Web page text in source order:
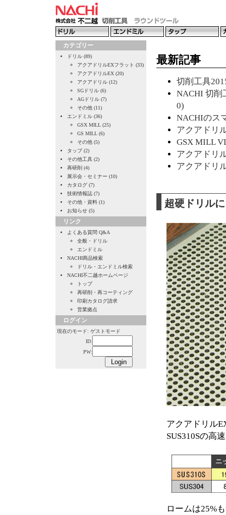
カテゴリー
ドリル (89)
アクアドリルEXフラット (33)
アクアドリルEX (20)
アクアドリル (12)
SGドリル (6)
AGドリル (7)
その他 (11)
エンドミル (36)
GSX MILL (25)
GS MILL (6)
その他 (5)
タップ (2)
その他工具 (2)
再研削 (4)
展示会・セミナー (10)
カタログ (7)
技術情報誌 (7)
その他・資料 (1)
お知らせ (5)
リンク
よくある質問 Q&A
全般・ドリル
エンドミル
NACHI商品検索
ドリル・エンドミル検索
NACHI不二越ホームページ
トップ
再研削・再コーティング
印刷カタログ請求
営業拠点
ログイン
現在のモード: ゲストモード
ID:
PW:
最新記事
切削工具
NACHI 切削
0)
NACHIのス
アクアドリ
GSX MILL
アクアドリ
アクアドリ
超硬ドリル
アクアドリル
SUS310Sの高
ロームは25%